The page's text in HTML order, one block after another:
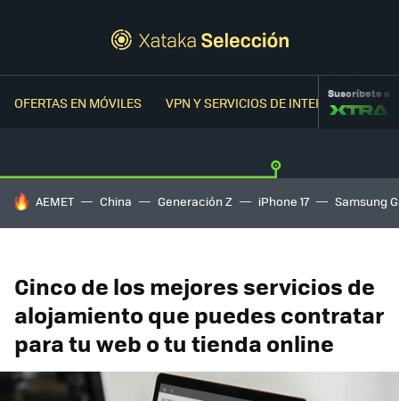
OFERTAS EN MÓVILES VPN Y SERVICIOS DE INTERNETSuscríbete a
HOY SE HABLA DE
AEMET China Generación Z iPhone 17 Samsung
Cinco de los mejores servicios de
alojamiento que puedes contratar
para tu web o tu tienda online